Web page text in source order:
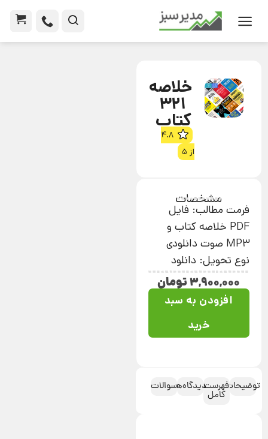
خلاصه
321
کتاب
4.8
از 5
مشخصات
فرمت مطالب: فایل
PDF خلاصه کتاب و
MP3 صوت دانلودی
نوع تحویل: دانلود
۳,۹۰۰,۰۰۰تومان
افزودن به سبد
خرید
توضیحاتفهرست
کامل
دیدگاه‌هاسوالات